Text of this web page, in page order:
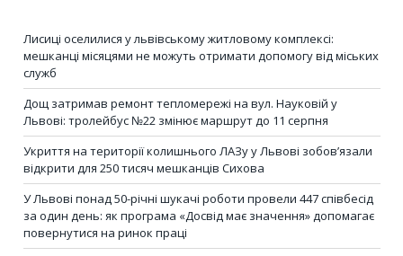
Лисиці оселилися у львівському житловому комплексі:
мешканці місяцями не можуть отримати допомогу від міських
служб
Дощ затримав ремонт тепломережі на вул. Науковій у
Львові: тролейбус №22 змінює маршрут до 11 серпня
Укриття на території колишнього ЛАЗу у Львові зобов’язали
відкрити для 250 тисяч мешканців Сихова
У Львові понад 50-річні шукачі роботи провели 447 співбесід
за один день: як програма «Досвід має значення» допомагає
повернутися на ринок праці